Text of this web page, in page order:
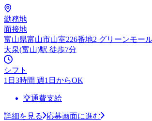
勤務地
面接地
富山県富山市山室226番地2 グリーンモー
大泉(富山)駅 徒歩7分
シフト
1日3時間 週1日からOK
交通費支給
詳細を見る
応募画面に進む